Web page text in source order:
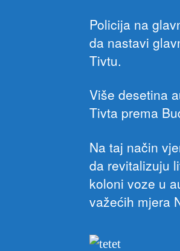
Policija na
da nastavi
Tivtu.
Više desetina
Tivta prema
Na taj način
da revitalizuju
koloni voze u
važećih mjera